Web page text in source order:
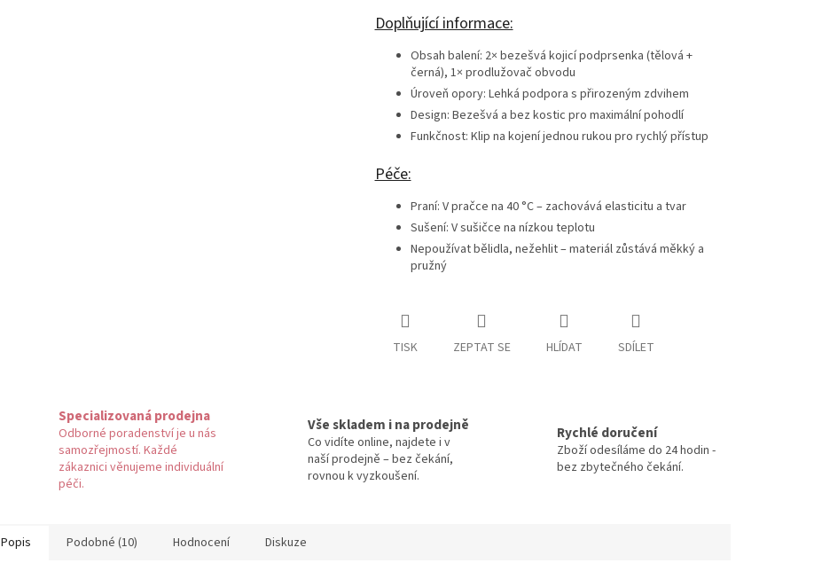
Doplňující informace:
Obsah balení: 2× bezešvá kojicí podprsenka (tělová +
černá), 1× prodlužovač obvodu
Úroveň opory: Lehká podpora s přirozeným zdvihem
Design: Bezešvá a bez kostic pro maximální pohodlí
Funkčnost: Klip na kojení jednou rukou pro rychlý přístup
Péče:
Praní: V pračce na 40 °C – zachovává elasticitu a tvar
Sušení: V sušičce na nízkou teplotu
Nepoužívat bělidla, nežehlit – materiál zůstává měkký a
pružný
TISK ZEPTAT SE HLÍDAT SDÍLET
Specializovaná prodejna
Odborné poradenství je u nás
samozřejmostí. Každé
zákaznici věnujeme individuální
péči.
Vše skladem i na prodejně
Co vidíte online, najdete i v
naší prodejně – bez čekání,
rovnou k vyzkoušení.
Rychlé doručení
Zboží odesíláme do 24 hodin -
bez zbytečného čekání.
Popis Podobné (10) Hodnocení Diskuze